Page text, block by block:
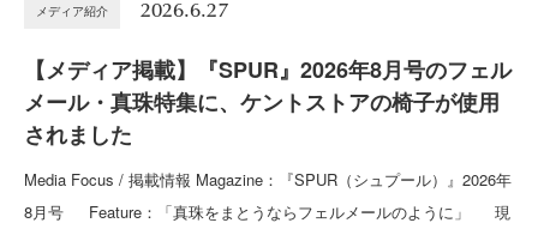
メディア紹介 2026.6.27
【メディア掲載】『SPUR』2026年8月号のフェル
メール・真珠特集に、ケントストアの椅子が使用
されました
Media Focus / 掲載情報 Magazine：『SPUR（シュプール）』2026年
8月号 Feature：「真珠をまとうならフェルメールのように」 現